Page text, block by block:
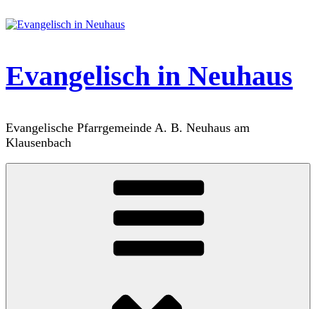
Inhalt
Evangelisch in Neuhaus
Evangelische Pfarrgemeinde A. B. Neuhaus am
Klausenbach